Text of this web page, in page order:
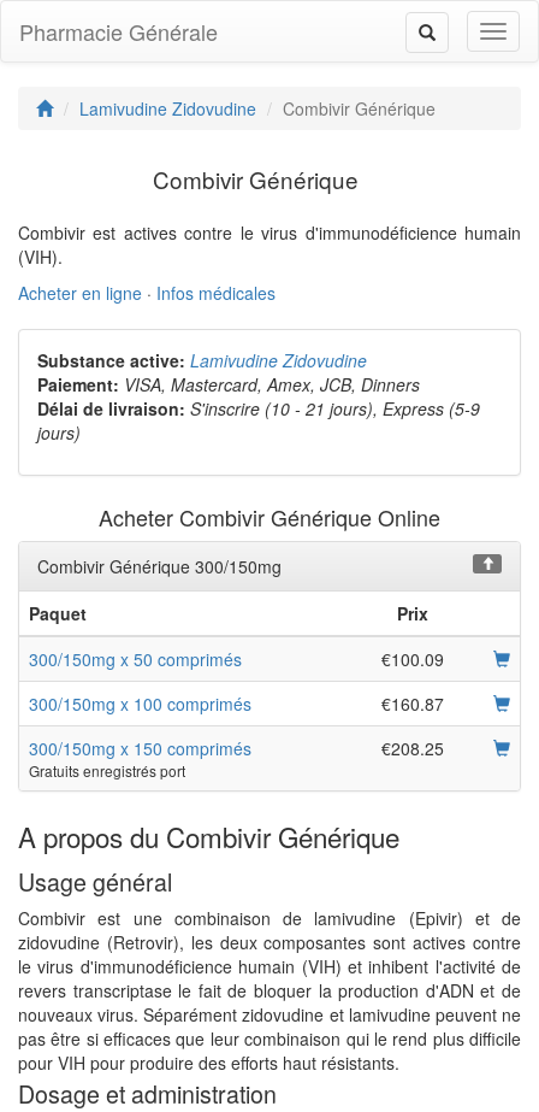
Toggle
navigation
Pharmacie Générale
Lamivudine Zidovudine Combivir Générique
Combivir Générique
Combivir est actives contre le virus d'immunodéficience humain
(VIH).
Acheter en ligne · Infos médicales
Substance active: Lamivudine Zidovudine
Paiement: VISA, Mastercard, Amex, JCB, Dinners
Délai de livraison: S'inscrire (10 - 21 jours), Express (5-9
jours)
Acheter Combivir Générique Online
Combivir Générique 300/150mg
Paquet
Prix
300/150mg x 50 comprimés
€100.09
300/150mg x 100 comprimés
€160.87
300/150mg x 150 comprimés
Gratuits enregistrés port
€208.25
A propos du Combivir Générique
Usage général
Combivir est une combinaison de lamivudine (Epivir) et de
zidovudine (Retrovir), les deux composantes sont actives contre
le virus d'immunodéficience humain (VIH) et inhibent l'activité de
revers transcriptase le fait de bloquer la production d'ADN et de
nouveaux virus. Séparément zidovudine et lamivudine peuvent ne
pas être si efficaces que leur combinaison qui le rend plus difficile
pour VIH pour produire des efforts haut résistants.
Dosage et administration